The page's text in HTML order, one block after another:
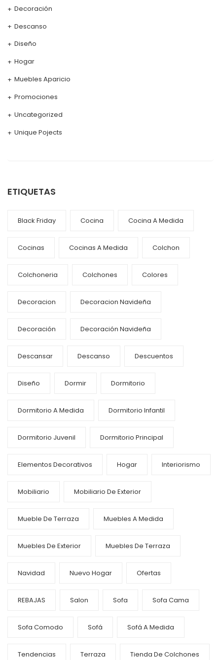
Decoración
Descanso
Diseño
Hogar
Muebles Aparicio
Promociones
Uncategorized
Unique Pojects
ETIQUETAS
Black Friday Cocina Cocina A Medida
Cocinas Cocinas A Medida Colchon
Colchoneria Colchones Colores
Decoracion Decoracion Navideña
Decoración Decoración Navideña
Descansar Descanso Descuentos
Diseño Dormir Dormitorio
Dormitorio A Medida Dormitorio Infantil
Dormitorio Juvenil Dormitorio Principal
Elementos Decorativos Hogar Interiorismo
Mobiliario Mobiliario De Exterior
Mueble De Terraza Muebles A Medida
Muebles De Exterior Muebles De Terraza
Navidad Nuevo Hogar Ofertas
REBAJAS Salon Sofa Sofa Cama
Sofa Comodo Sofá Sofá A Medida
Tendencias Terraza Tienda De Colchones